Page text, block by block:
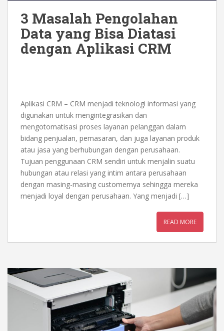
3 Masalah Pengolahan
Data yang Bisa Diatasi
dengan Aplikasi CRM
Aplikasi CRM – CRM menjadi teknologi informasi yang
digunakan untuk mengintegrasikan dan
mengotomatisasi proses layanan pelanggan dalam
bidang penjualan, pemasaran, dan juga layanan produk
atau jasa yang berhubungan dengan perusahaan.
Tujuan penggunaan CRM sendiri untuk menjalin suatu
hubungan atau relasi yang intim antara perusahaan
dengan masing-masing customernya sehingga mereka
menjadi loyal dengan perusahaan. Yang menjadi […]
READ MORE